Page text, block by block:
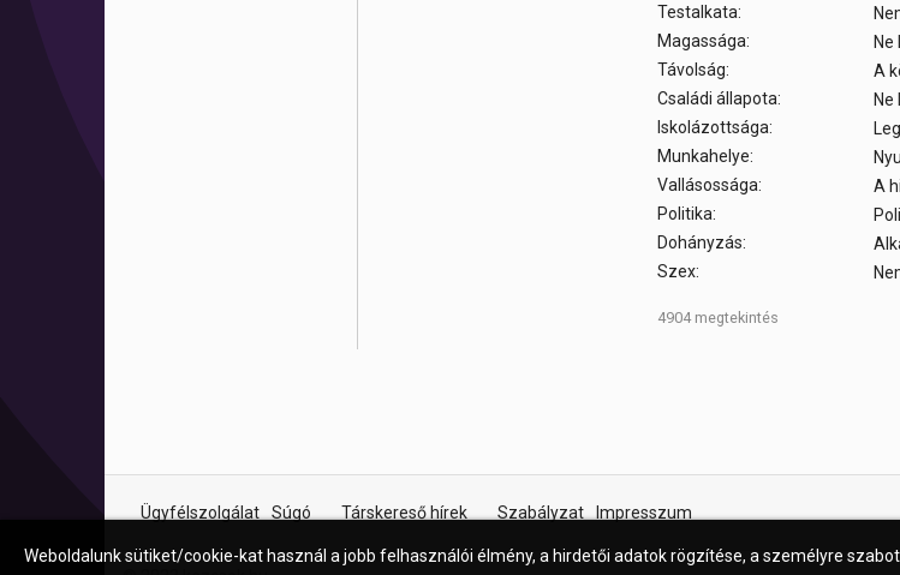
Testalkata:
Magassága:
Távolság:
A
Családi állapota:
Iskolázottsága:
Munkahelye:
Vallásossága:
A
Politika:
Dohányzás:
Szex:
4904 megtekintés
Ügyfélszolgálat Súgó Társkereső hírek Szabályzat Impresszum
Weboldalunk sütiket/cookie-kat használ a jobb felhasználói élmény, a hirdetői adatok rögzítése, a személyre